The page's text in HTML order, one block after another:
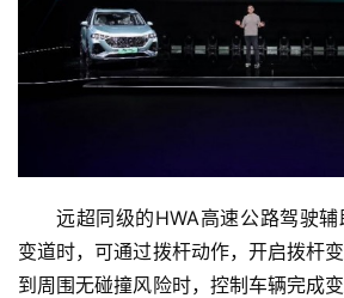
远超同级的HWA高速公路驾驶
变道时，可通过拨杆动作，开启拨杆
到周围无碰撞风险时，控制车辆完成